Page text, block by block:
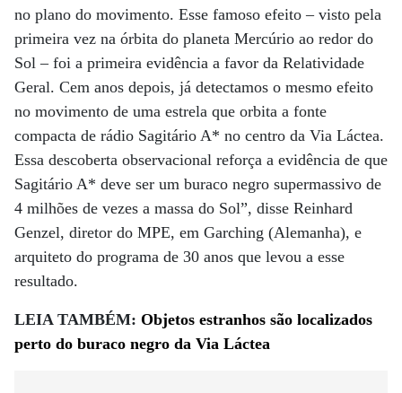
no plano do movimento. Esse famoso efeito – visto pela
primeira vez na órbita do planeta Mercúrio ao redor do
Sol – foi a primeira evidência a favor da Relatividade
Geral. Cem anos depois, já detectamos o mesmo efeito
no movimento de uma estrela que orbita a fonte
compacta de rádio Sagitário A* no centro da Via Láctea.
Essa descoberta observacional reforça a evidência de que
Sagitário A* deve ser um buraco negro supermassivo de
4 milhões de vezes a massa do Sol”, disse Reinhard
Genzel, diretor do MPE, em Garching (Alemanha), e
arquiteto do programa de 30 anos que levou a esse
resultado.
LEIA TAMBÉM: Objetos estranhos são localizados
perto do buraco negro da Via Láctea